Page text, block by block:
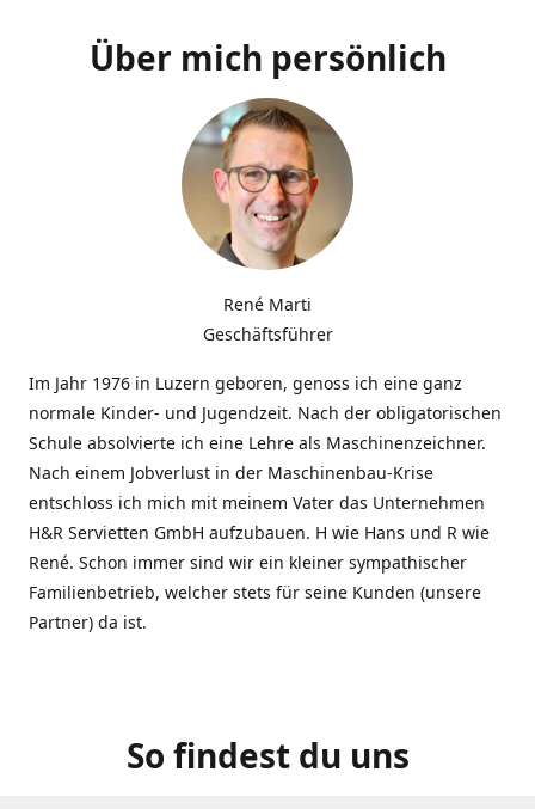
Über mich persönlich
René Marti
Geschäftsführer
Im Jahr 1976 in Luzern geboren, genoss ich eine ganz
normale Kinder- und Jugendzeit. Nach der obligatorischen
Schule absolvierte ich eine Lehre als Maschinenzeichner.
Nach einem Jobverlust in der Maschinenbau-Krise
entschloss ich mich mit meinem Vater das Unternehmen
H&R Servietten GmbH aufzubauen. H wie Hans und R wie
René. Schon immer sind wir ein kleiner sympathischer
Familienbetrieb, welcher stets für seine Kunden (unsere
Partner) da ist.
So findest du uns